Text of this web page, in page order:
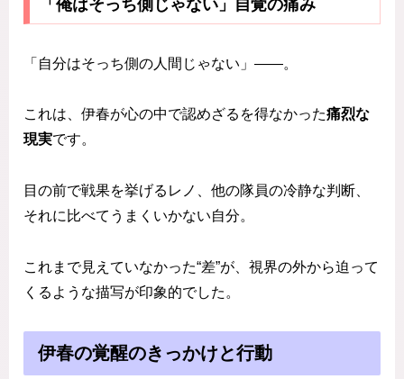
「俺はそっち側じゃない」自覚の痛み
「自分はそっち側の人間じゃない」――。
これは、伊春が心の中で認めざるを得なかった痛烈な
現実です。
目の前で戦果を挙げるレノ、他の隊員の冷静な判断、
それに比べてうまくいかない自分。
これまで見えていなかった“差”が、視界の外から迫って
くるような描写が印象的でした。
伊春の覚醒のきっかけと行動